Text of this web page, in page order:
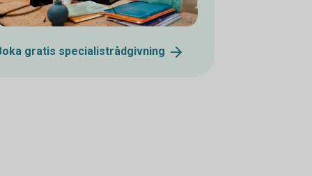
gratis specialistrådgivning